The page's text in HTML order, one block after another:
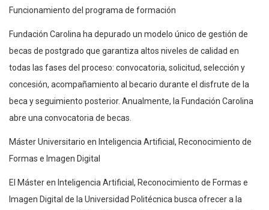
Funcionamiento del programa de formación
Fundación Carolina ha depurado un modelo único de gestión de
becas de postgrado que garantiza altos niveles de calidad en
todas las fases del proceso: convocatoria, solicitud, selección y
concesión, acompañamiento al becario durante el disfrute de la
beca y seguimiento posterior. Anualmente, la Fundación Carolina
abre una convocatoria de becas.
Máster Universitario en Inteligencia Artificial, Reconocimiento de
Formas e Imagen Digital
El Máster en Inteligencia Artificial, Reconocimiento de Formas e
Imagen Digital de la Universidad Politécnica busca ofrecer a la